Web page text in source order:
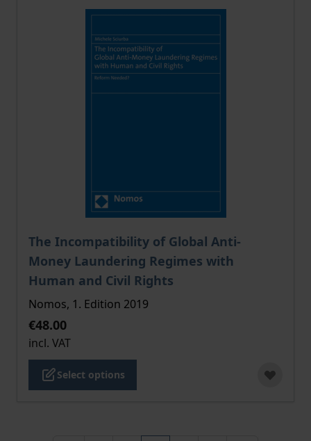
The Incompatibility of Global Anti-
Money Laundering Regimes with
Human and Civil Rights
The price depends on the options chosen on the
Nomos, 1. Edition 2019
€48.00
incl. VAT
Select options